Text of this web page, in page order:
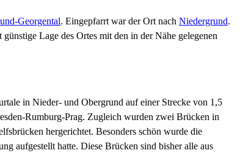
Georgental. Eingepfarrt war der Ort nach Niedergrund.
Lage des Ortes mit den in der Nähe gelegenen
in Nieder- und Obergrund auf einer Strecke von 1,5
Rumburg-Prag. Zugleich wurden zwei Brücken in
hergerichtet. Besonders schön wurde die
aufgestellt hatte. Diese Brücken sind bisher alle aus